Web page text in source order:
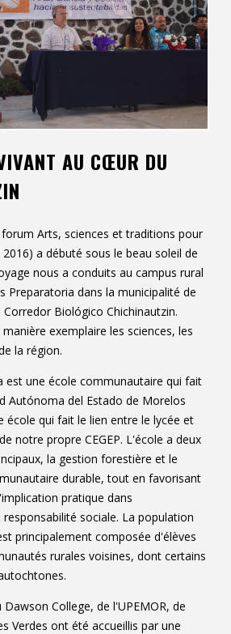
AU CŒUR DU
Arts, sciences et traditions pour
a débuté sous le beau soleil de
nous a conduits au campus rural
Preparatoria dans la municipalité de
Biológico Chichinautzin.
exemplaire les sciences, les
la région.
est une école communautaire qui fait
Autónoma del Estado de Morelos
école qui fait le lien entre le lycée et
notre propre CEGEP. L'école a deux
la gestion forestière et le
durable, tout en favorisant
pratique dans
sociale. La population
principalement composée d'élèves
rurales voisines, dont certains
College, de l'UPEMOR, de
Verdes ont été accueillis par une
Liens rapides
Contact
Outils
Liens
Qui vous êtes